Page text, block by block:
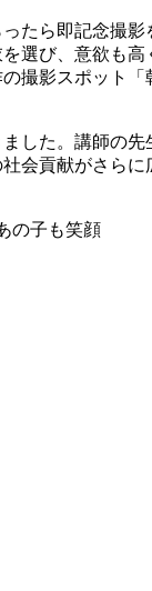
ら即記念撮影
選び、意欲も
影スポット
した。講師の
貢献がさら
の子も笑顔